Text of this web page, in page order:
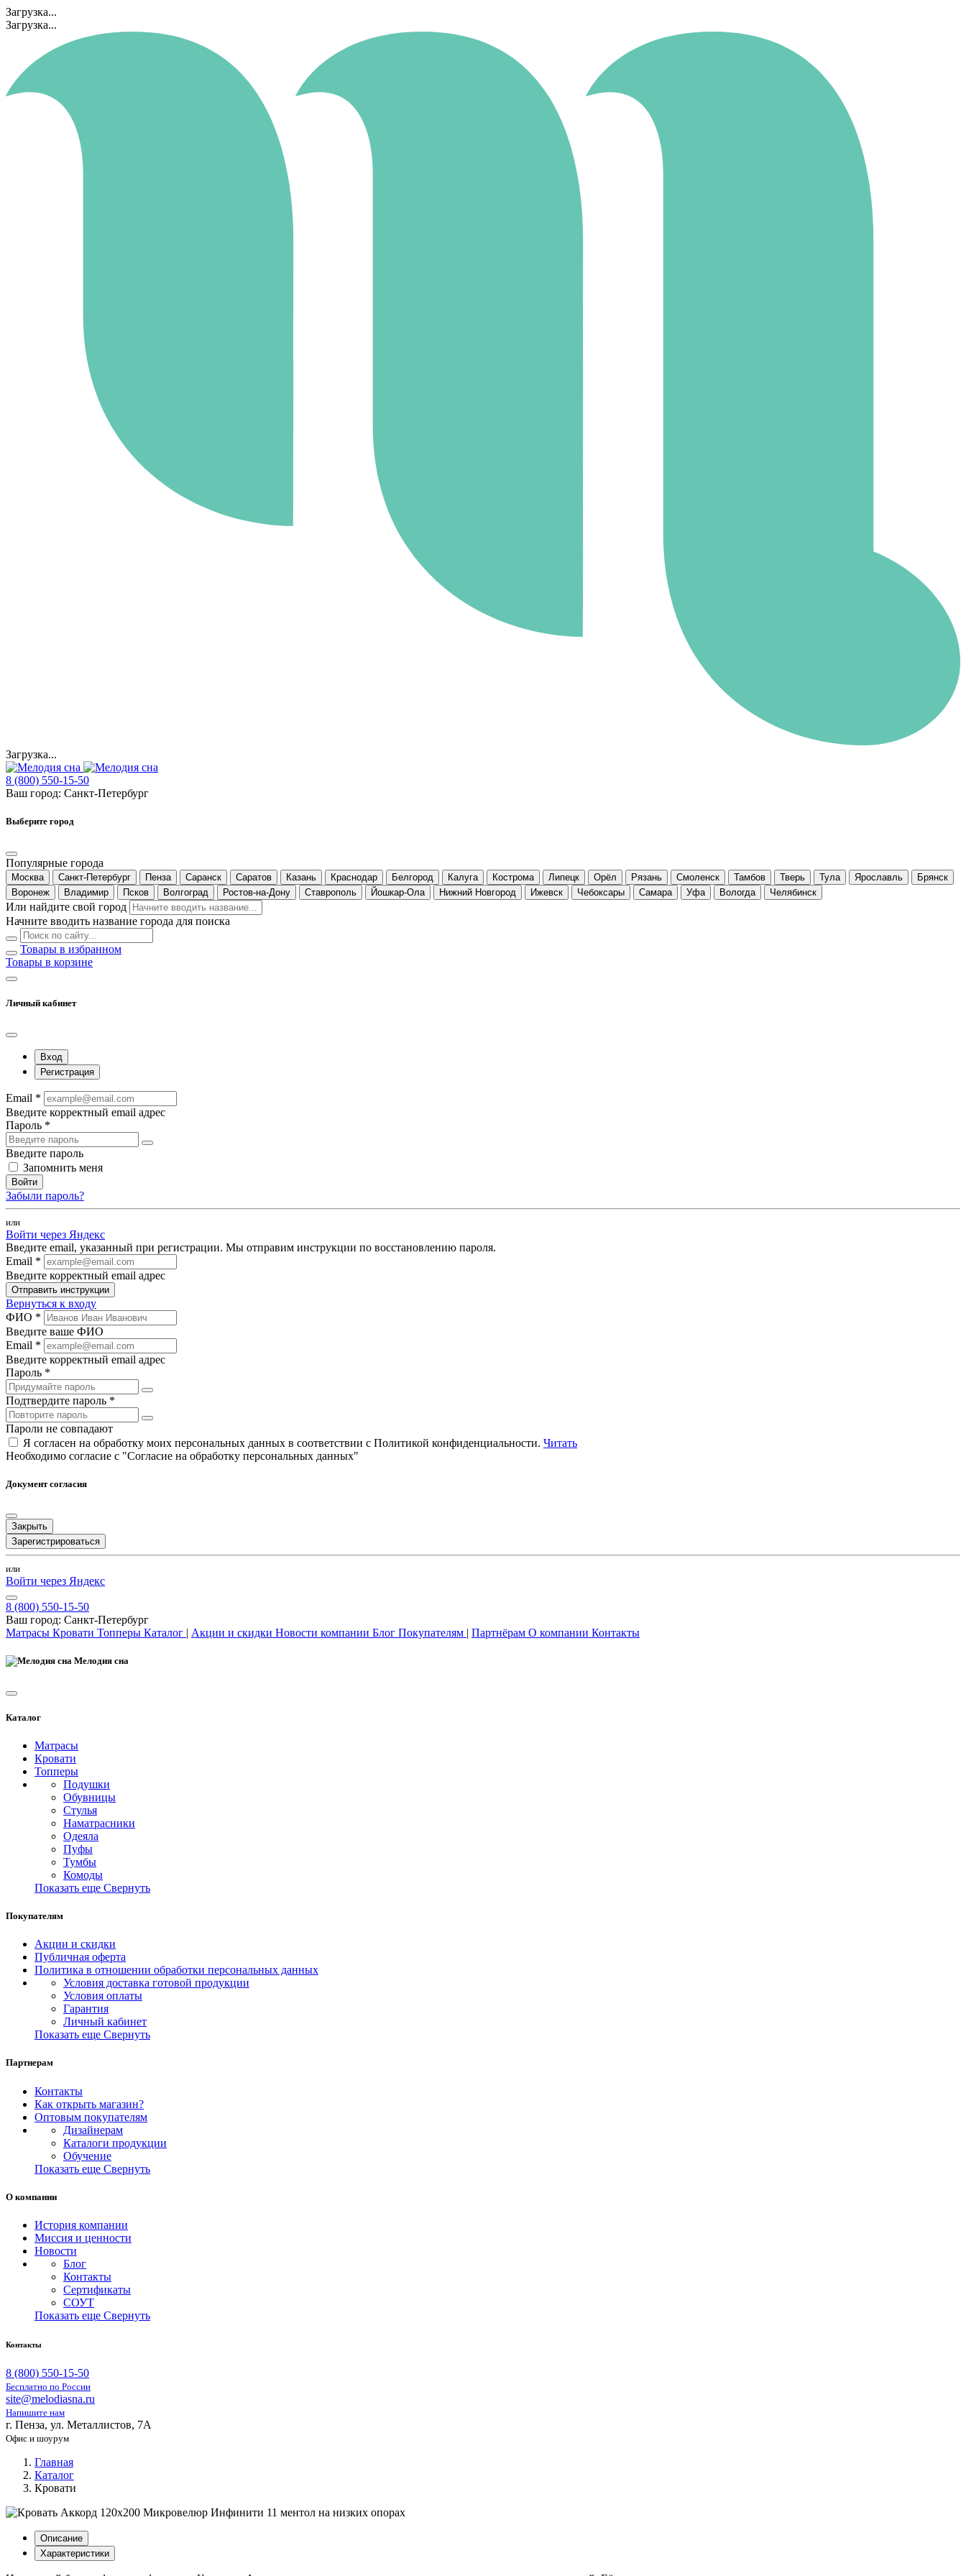
Загрузка...
Загрузка...
Загрузка...
8 (800) 550-15-50
Ваш город: Санкт-Петербург
Выберите город
Популярные города
Москва Санкт-Петербург Пенза Саранск Саратов Казань Краснодар Белгород Калуга Кострома Липецк Орёл Рязань Смоленск Тамбов Тверь Тула Ярославль
Брянск
Воронеж
Владимир Псков Волгоград Ростов-на-Дону Ставрополь Йошкар-Ола Нижний Новгород Ижевск Чебоксары Самара Уфа Вологда Челябинск
Или найдите свой город
Начните вводить название города для поиска
Товары в избранном
Товары в корзине
Личный кабинет
Вход
Регистрация
Email *
Введите корректный email адрес
Пароль *
Введите пароль
Запомнить меня
Войти
Забыли пароль?
или
Войти через Яндекс
Введите email, указанный при регистрации. Мы отправим инструкции по восстановлению пароля.
Email *
Введите корректный email адрес
Отправить инструкции
Вернуться к входу
ФИО *
Введите ваше ФИО
Email *
Введите корректный email адрес
Пароль *
Подтвердите пароль *
Пароли не совпадают
Я согласен на обработку моих персональных данных в соответствии с Политикой конфиденциальности. Читать
Необходимо согласие с "Согласие на обработку персональных данных"
Документ согласия
Закрыть
Зарегистрироваться
или
Войти через Яндекс
8 (800) 550-15-50
Ваш город: Санкт-Петербург
Матрасы Кровати Топперы Каталог | Акции и скидки Новости компании Блог Покупателям | Партнёрам О компании Контакты
Мелодия сна
Каталог
Матрасы
Кровати
Топперы
Подушки
Обувницы
Стулья
Наматрасники
Одеяла
Пуфы
Тумбы
Комоды
Показать еще Свернуть
Покупателям
Акции и скидки
Публичная оферта
Политика в отношении обработки персональных данных
Условия доставка готовой продукции
Условия оплаты
Гарантия
Личный кабинет
Показать еще Свернуть
Партнерам
Контакты
Как открыть магазин?
Оптовым покупателям
Дизайнерам
Каталоги продукции
Обучение
Показать еще Свернуть
О компании
История компании
Миссия и ценности
Новости
Блог
Контакты
Сертификаты
СОУТ
Показать еще Свернуть
Контакты
8 (800) 550-15-50
Бесплатно по России
site@melodiasna.ru
Напишите нам
г. Пенза, ул. Металлистов, 7А
Офис и шоурум
Главная
Каталог
Кровати
Описание
Характеристики